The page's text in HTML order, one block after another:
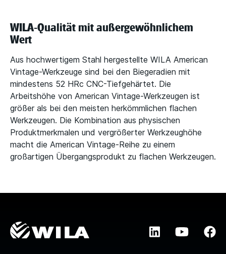
WILA-Qualität mit außergewöhnlichem
Wert
Aus hochwertigem Stahl hergestellte WILA American
Vintage-Werkzeuge sind bei den Biegeradien mit
mindestens 52 HRc CNC-Tiefgehärtet. Die
Arbeitshöhe von American Vintage-Werkzeugen ist
größer als bei den meisten herkömmlichen flachen
Werkzeugen. Die Kombination aus physischen
Produktmerkmalen und vergrößerter Werkzeughöhe
macht die American Vintage-Reihe zu einem
großartigen Übergangsprodukt zu flachen Werkzeugen.